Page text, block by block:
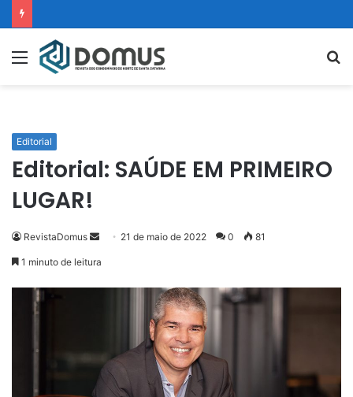
Editorial
Editorial: SAÚDE EM PRIMEIRO
LUGAR!
RevistaDomus 21 de maio de 2022 0 81
1 minuto de leitura